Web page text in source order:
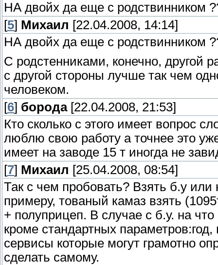
НА двойх да еще с родствинником
[5] Михаил [22.04.2008, 14:14]
НА двойх да еще с родствинником
С родстенниками, конечно, другой
с другой стороны лучше так чем
человеком.
[6] борода[22.04.2008, 21:53]
Кто сколько с этого имеет вопрос
люблю свою работу а точнее это
имеет на заводе 15 т иногда не
[7] Михаил [25.04.2008, 08:54]
Так с чем пробовать? Взять б.у
примеру, тованый камаз взять
+ полуприцеп. В случае с б.у. на
кроме стандартных
сервисы которые могут грамотно
сделать самому.